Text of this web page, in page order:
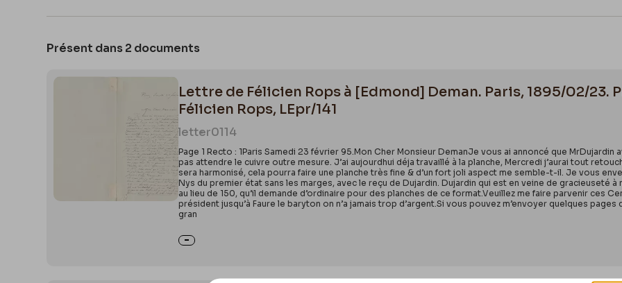
Présent dans 2 documents
Lettre de Félicien Rops à [Edmond] Deman. Paris, 1895/02/23.
Félicien Rops, LEpr/141
letter0114
Page 1 Recto : 1Paris Samedi 23 février 95.Mon Cher Monsieur DemanJe vous ai annoncé que
pas attendre le cuivre outre mesure. J’ai aujourdhui déja travaillé à la planche, Mercredi j’aurai tout
sera harmonisé, cela pourra faire une planche très fine & d’un fort joli aspect me semble-t-il. Je vous
Nys du premier état sans les marges, avec le reçu de Dujardin. Dujardin qui est en veine de gracieuseté
au lieu de 150, qu’il demande d’ordinaire pour des planches de ce format.Veuillez me faire parvenir ces
président jusqu’à Faure le baryton on n’a jamais trop d’argent.Si vous pouvez m’envoyer quelques
gran